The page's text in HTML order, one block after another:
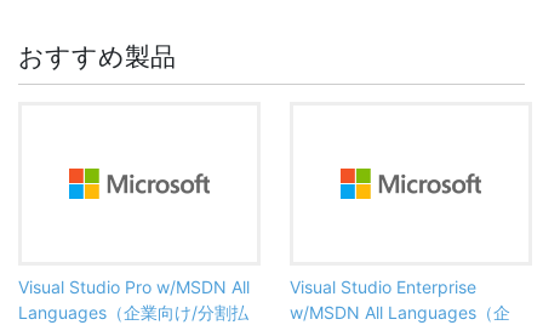
おすすめ製品
Visual Studio Pro w/MSDN All
Languages（企業向け/分割払
Visual Studio Enterprise
w/MSDN All Languages（企